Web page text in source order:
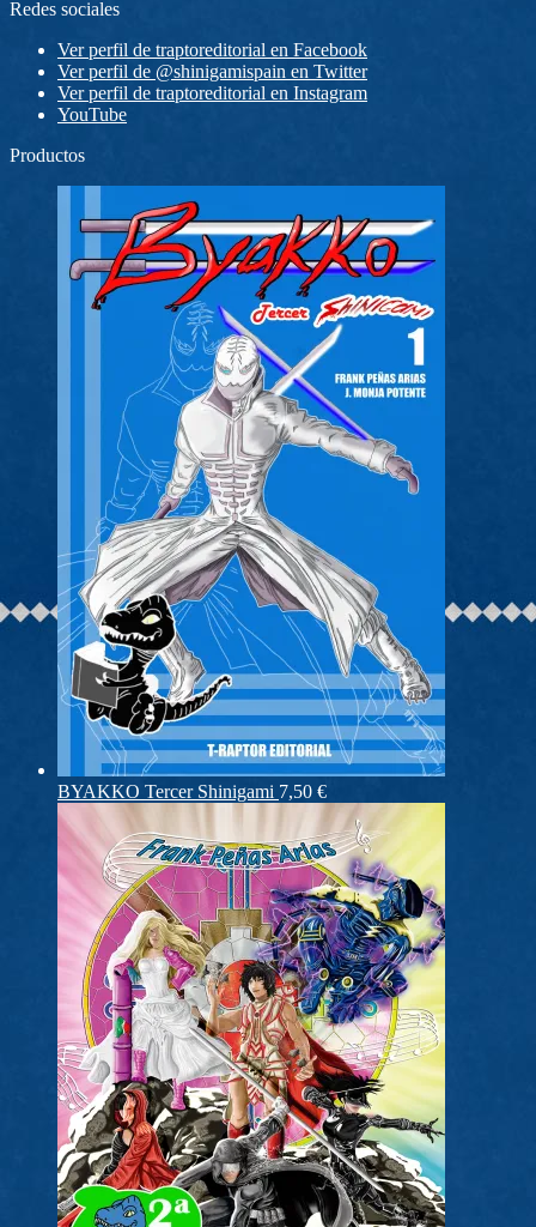
Redes sociales
Ver perfil de traptoreditorial en Facebook
Ver perfil de @shinigamispain en Twitter
Ver perfil de traptoreditorial en Instagram
YouTube
Productos
BYAKKO Tercer Shinigami 7,50 €